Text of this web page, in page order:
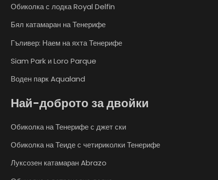
Обиколка с лодка Royal Delfin
Бял катамаран на Тенерифе
Гъливер: Наем на яхта Тенерифе
Siam Park и Loro Parque
Воден парк Aqualand
Най-доброто за двойки
Обиколка на Тенерифе с джет ски
Обиколка на Теиде с четириколки Тенерифе
Луксозен катамаран Abrazo